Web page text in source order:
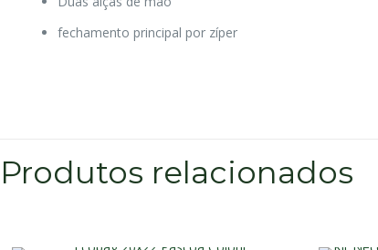
fechamento principal por zíper
Produtos relacionados